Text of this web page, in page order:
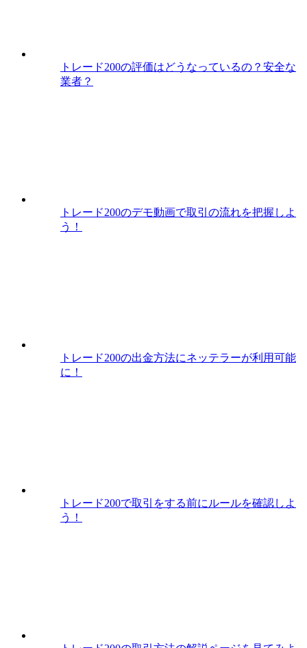
トレード200の評価はどうなっているの？安全な
業者？
トレード200のデモ動画で取引の流れを把握しよ
う！
トレード200の出金方法にネッテラーが利用可能
に！
トレード200で取引をする前にルールを確認しよ
う！